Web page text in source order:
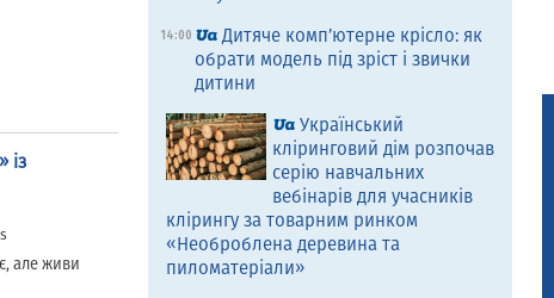
із
але живи
14:00
Дитяче комп’ютерне крісло: як
обрати модель під зріст і звички
дитини
Український
кліринговий дім розпочав
серію навчальних
вебінарів для учасників
клірингу за товарним ринком
«Необроблена деревина та
пиломатеріали»